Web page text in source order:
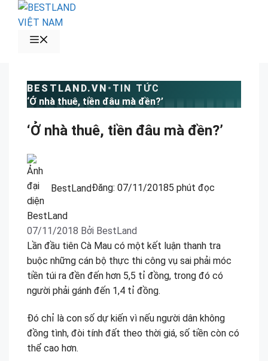
Chuyển
BESTLAND.VN • TIN TỨC
‘Ở nhà thuê, tiền đâu mà đền?’
‘Ở nhà thuê, tiền đâu mà đền?’
BestLandĐăng: 07/11/20185 phút đọc
07/11/2018 Bởi BestLand
Lần đầu tiên Cà Mau có một kết luận thanh tra
buộc những cán bộ thực thi công vụ sai phải móc
tiền túi ra đền đến hơn 5,5 tỉ đồng, trong đó có
người phải gánh đến 1,4 tỉ đồng.
Đó chỉ là con số dự kiến vì nếu người dân không
đồng tình, đòi tính đất theo thời giá, số tiền còn có
thể cao hơn.